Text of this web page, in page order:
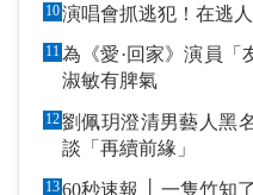
10演唱會抓逃犯！在逃
11為《愛·回家》演員「友誼」解畫
淑敏有脾氣
12劉佩玥澄清男藝人黑名單非屬實
談「再續前緣」
1360秒速報 │ 一隻竹知